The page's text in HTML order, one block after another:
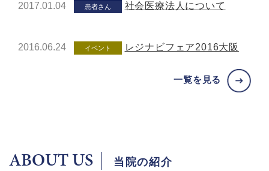
2017.01.04 患者さん 社会医療法人について
2016.06.24 イベント レジナビフェア2016大阪
一覧を見る
ABOUT US 当院の紹介